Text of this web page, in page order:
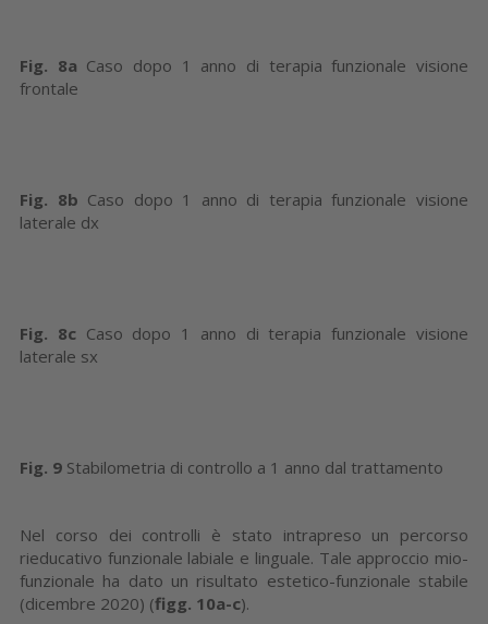
Fig. 8a Caso dopo 1 anno di terapia funzionale visione
frontale
Fig. 8b Caso dopo 1 anno di terapia funzionale visione
laterale dx
Fig. 8cCaso dopo 1 anno di terapia funzionale visione
laterale sx
Fig. 9 Stabilometria di controllo a 1 anno dal trattamento
Nel corso dei controlli è stato intrapreso un percorso
rieducativo funzionale labiale e linguale. Tale approccio mio-
funzionale ha dato un risultato estetico-funzionale stabile
(dicembre 2020) (figg. 10a-c).